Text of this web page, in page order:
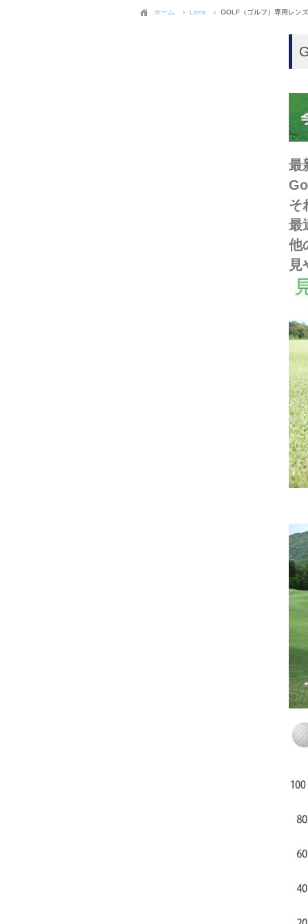
ホーム Lens GOLF（ゴルフ）専用レン
最
そ
最
他
見